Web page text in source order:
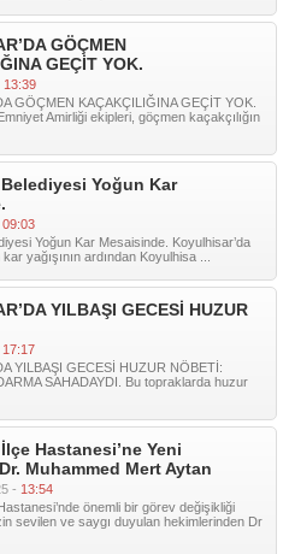
GÖÇMEN
GEÇİT YOK.
13:39
GÖÇMEN KAÇAKÇILIĞINA GEÇİT YOK.
Amirliği ekipleri, göçmen kaçakçılığın
Yoğun Kar
09:03
Yoğun Kar Mesaisinde. Koyulhisar’da
yağışının ardından Koyulhisa ...
YILBAŞI GECESİ HUZUR
17:17
YILBAŞI GECESİ HUZUR NÖBETİ:
SAHADAYDI. Bu topraklarda huzur
Hastanesi’ne Yeni
Muhammed Mert Aytan
- 13:54
önemli bir görev değişikliği
sevilen ve saygı duyulan hekimlerinden Dr